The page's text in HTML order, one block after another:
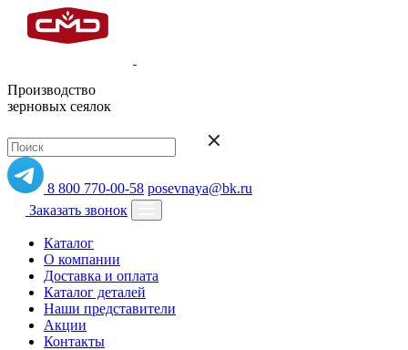
Производство
зерновых сеялок
8 800 770-00-58 posevnaya@bk.ru
Заказать звонок
Каталог
О компании
Доставка и оплата
Каталог деталей
Наши представители
Акции
Контакты